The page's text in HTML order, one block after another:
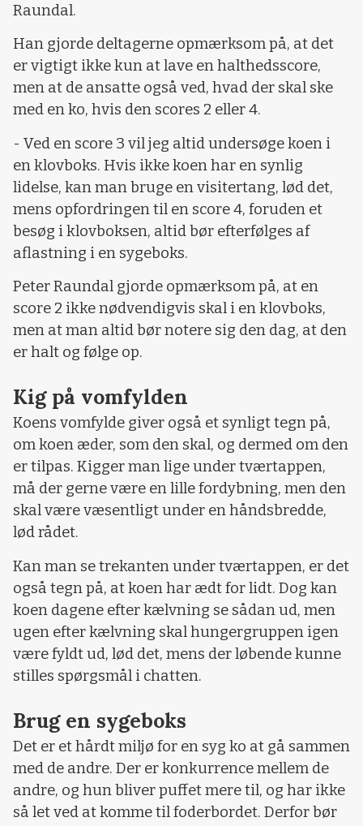
Raundal.
Han gjorde deltagerne opmærksom på, at det
er vigtigt ikke kun at lave en halthedsscore,
men at de ansatte også ved, hvad der skal ske
med en ko, hvis den scores 2 eller 4.
- Ved en score 3 vil jeg altid undersøge koen i
en klovboks. Hvis ikke koen har en synlig
lidelse, kan man bruge en visitertang, lød det,
mens opfordringen til en score 4, foruden et
besøg i klovboksen, altid bør efterfølges af
aflastning i en sygeboks.
Peter Raundal gjorde opmærksom på, at en
score 2 ikke nødvendigvis skal i en klovboks,
men at man altid bør notere sig den dag, at den
er halt og følge op.
Kig på vomfylden
Koens vomfylde giver også et synligt tegn på,
om koen æder, som den skal, og dermed om den
er tilpas. Kigger man lige under tværtappen,
må der gerne være en lille fordybning, men den
skal være væsentligt under en håndsbredde,
lød rådet.
Kan man se trekanten under tværtappen, er det
også tegn på, at koen har ædt for lidt. Dog kan
koen dagene efter kælvning se sådan ud, men
ugen efter kælvning skal hungergruppen igen
være fyldt ud, lød det, mens der løbende kunne
stilles spørgsmål i chatten.
Brug en sygeboks
Det er et hårdt miljø for en syg ko at gå sammen
med de andre. Der er konkurrence mellem de
andre, og hun bliver puffet mere til, og har ikke
så let ved at komme til foderbordet. Derfor bør